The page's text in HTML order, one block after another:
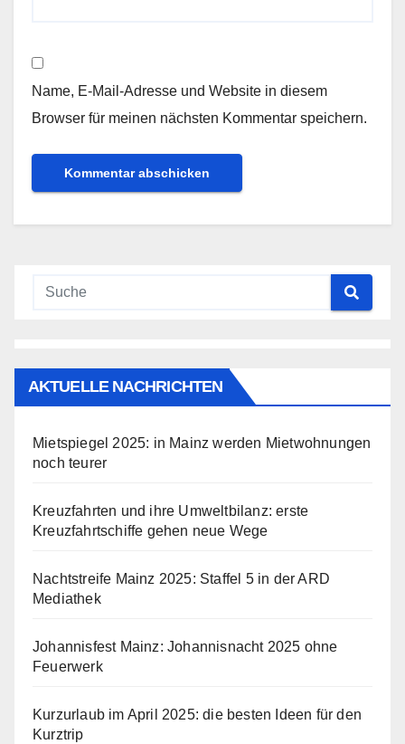
Name, E-Mail-Adresse und Website in diesem
Browser für meinen nächsten Kommentar speichern.
AKTUELLE NACHRICHTEN
Mietspiegel 2025: in Mainz werden Mietwohnungen
noch teurer
Kreuzfahrten und ihre Umweltbilanz: erste
Kreuzfahrtschiffe gehen neue Wege
Nachtstreife Mainz 2025: Staffel 5 in der ARD
Mediathek
Johannisfest Mainz: Johannisnacht 2025 ohne
Feuerwerk
Kurzurlaub im April 2025: die besten Ideen für den
Kurztrip